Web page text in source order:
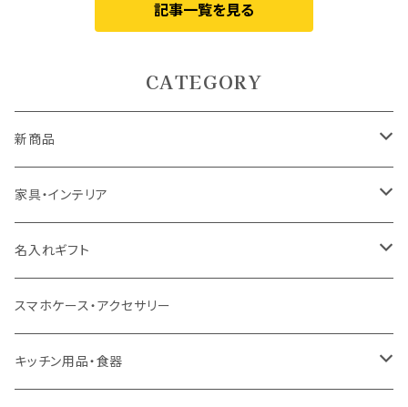
記事一覧を見る
CATEGORY
新商品
5月9日UP
5月7日UP
4月10日UP
4月7日UP
家具・インテリア
カーテン
ドレープカーテン
レースカーテン
ラグ・マット
ラグ
テーブル
名入れギフト
食器
ドリンクウェア
インテリア用品
スマホケース・アクセサリー
キッチン用品・食器